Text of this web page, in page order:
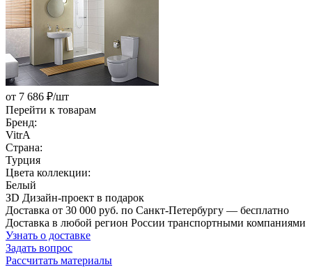
от 7 686 ₽/шт
Перейти к товарам
Бренд:
VitrA
Страна:
Турция
Цвета коллекции:
Белый
ЗD Дизайн-проект в подарок
Доставка от 30 000 руб. по Санкт-Петербургу — бесплатно
Доставка в любой регион России транспортными компаниями
Узнать о доставке
Задать вопрос
Рассчитать материалы